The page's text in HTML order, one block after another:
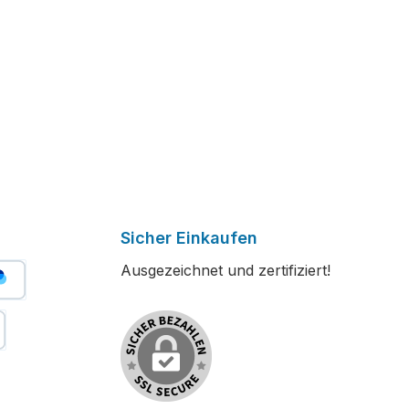
Bezahlen
Sicher Einkaufen
Ausgezeichnet und zertifiziert!